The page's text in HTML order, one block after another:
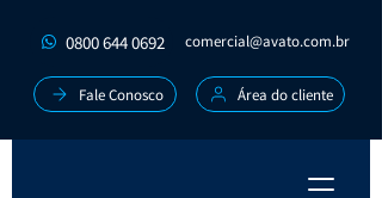
0800 644 0692 comercial@avato.com.br
Fale Conosco Área do cliente